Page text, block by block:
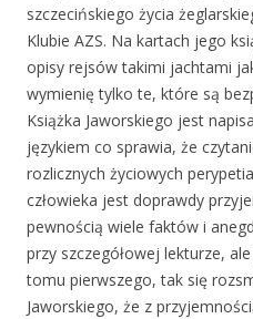
szczecińskiego życia
Klubie AZS. Na kartach jego
opisy rejsów takimi jachtami
wymienię tylko te, które są
Książka Jaworskiego jest
językiem co sprawia, że
rozlicznych życiowych
człowieka jest doprawdy
pewnością wiele faktów i
przy szczegółowej lekturze,
tomu pierwszego, tak się
Jaworskiego, że z